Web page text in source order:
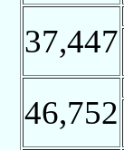
37,447
46,752